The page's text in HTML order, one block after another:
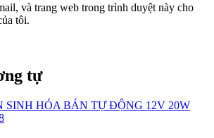
và trang web trong trình duyệt này cho
tôi.
tự